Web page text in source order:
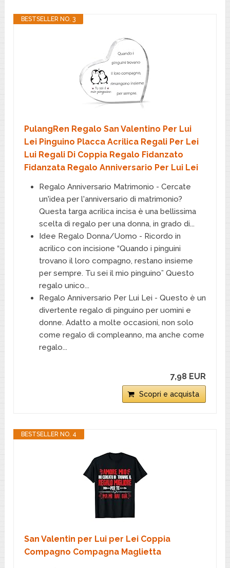
BESTSELLER NO. 3
PulangRen Regalo San Valentino Per Lui
Lei Pinguino Placca Acrilica Regali Per Lei
Lui Regali Di Coppia Regalo Fidanzato
Fidanzata Regalo Anniversario Per Lui Lei
Regalo Anniversario Matrimonio - Cercate
un'idea per l'anniversario di matrimonio?
Questa targa acrilica incisa è una bellissima
scelta di regalo per una donna, in grado di...
Idee Regalo Donna/Uomo - Ricordo in
acrilico con incisione “Quando i pinguini
trovano il loro compagno, restano insieme
per sempre. Tu sei il mio pinguino” Questo
regalo unico...
Regalo Anniversario Per Lui Lei - Questo è un
divertente regalo di pinguino per uomini e
donne. Adatto a molte occasioni, non solo
come regalo di compleanno, ma anche come
regalo...
7,98 EUR
Scopri e acquista
BESTSELLER NO. 4
San Valentin per Lui per Lei Coppia
Compagno Compagna Maglietta